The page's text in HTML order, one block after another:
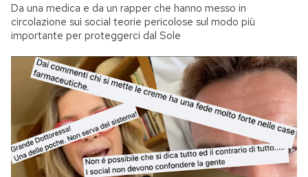
Da una medica e da un rapper che hanno messo in
circolazione sui social teorie pericolose sul modo più
importante per proteggerci dal Sole